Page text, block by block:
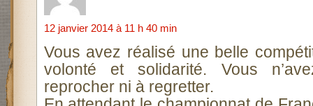
12 janvier 2014 à 11 h 40 min
Vous avez réalisé une belle
volonté et solidarité. Vous
reprocher ni à regretter.